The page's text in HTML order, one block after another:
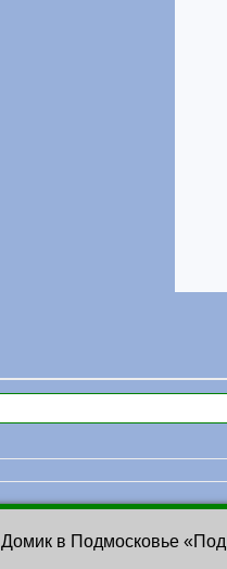
Домик в Подмосковье